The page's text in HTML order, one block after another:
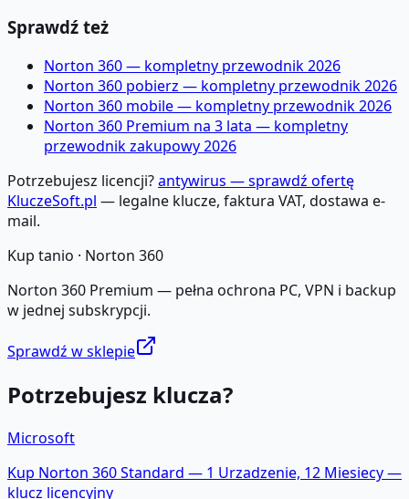
Sprawdź też
Norton 360 — kompletny przewodnik 2026
Norton 360 pobierz — kompletny przewodnik 2026
Norton 360 mobile — kompletny przewodnik 2026
Norton 360 Premium na 3 lata — kompletny
przewodnik zakupowy 2026
Potrzebujesz licencji?antywirus — sprawdź ofertę
KluczeSoft.pl — legalne klucze, faktura VAT, dostawa e-
mail.
Kup tanio · Norton 360
Norton 360 Premium — pełna ochrona PC, VPN i backup
w jednej subskrypcji.
Sprawdź w sklepie
Potrzebujesz klucza?
Microsoft
Kup Norton 360 Standard — 1 Urzadzenie, 12 Miesiecy—
klucz licencyjny